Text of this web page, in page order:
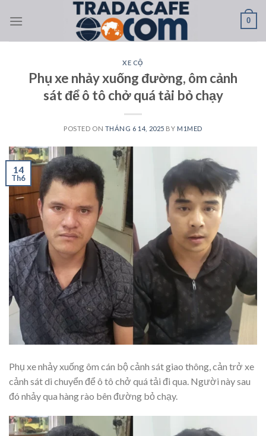
0
XE CỘ
Phụ xe nhảy xuống đường, ôm cảnh
sát để ô tô chở quá tải bỏ chạy
POSTED ON THÁNG 6 14, 2025 BY M1MED
14
Th6
Phụ xe nhảy xuống ôm cán bộ cảnh sát giao thông, cản trở xe
cảnh sát di chuyển để ô tô chở quá tải đi qua. Người này sau
đó nhảy qua hàng rào bên đường bỏ chạy.